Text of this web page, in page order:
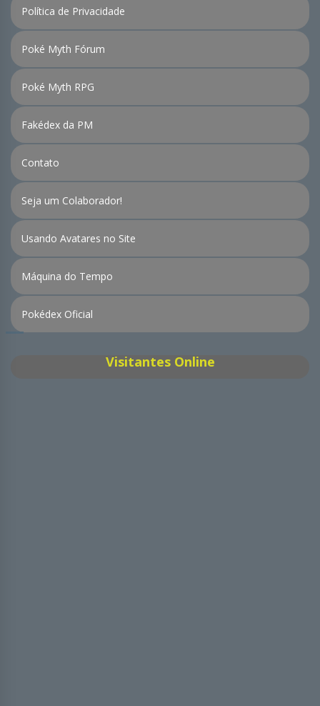
Política de Privacidade
Poké Myth Fórum
Poké Myth RPG
Fakédex da PM
Contato
Seja um Colaborador!
Usando Avatares no Site
Máquina do Tempo
Pokédex Oficial
Visitantes Online